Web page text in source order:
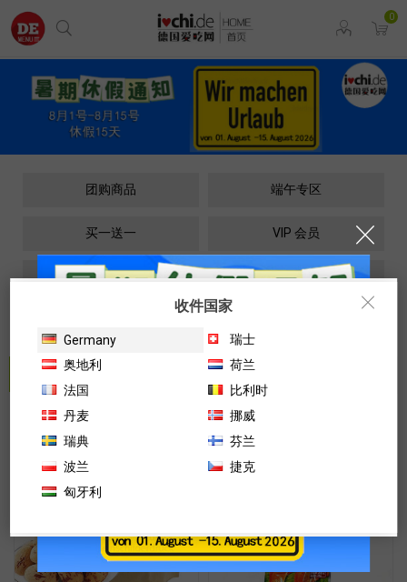
0
团购商品 端午专区
买一送一 VIP 会员
新鲜冷藏 常温干货
买一送一
Wir verwenden Cookies, um Ihnen die beste Online-
Erfahrung zu bieten. Mit Ihrer Zustimmung akzeptieren
Sie die Verwendung von Cookies in Übereinstimmung
mit unseren Cookie-Richtlinien.
Weitere Informationen zu unseren
Datenschutzerklärung
Akzeptieren
收件国家
Germany
瑞士
奥地利
荷兰
法国
比利时
丹麦
挪威
瑞典
芬兰
波兰
捷克
匈牙利